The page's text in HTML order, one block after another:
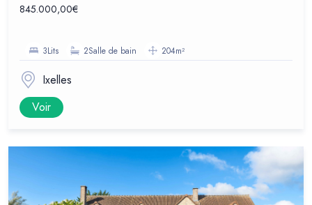
845.000,00€
3Lits 2Salle de bain 204m²
Ixelles
Voir